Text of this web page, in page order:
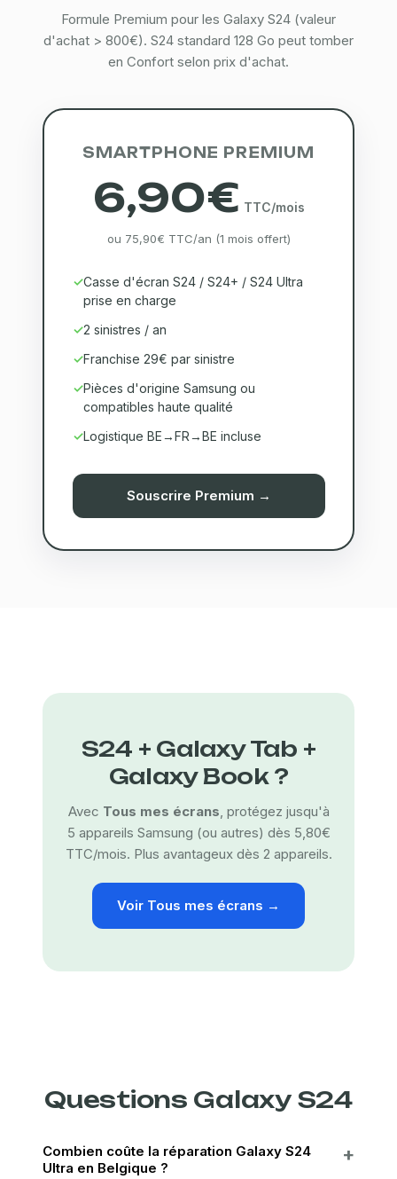
Formule Premium pour les Galaxy S24 (valeur
d'achat > 800€). S24 standard 128 Go peut tomber
en Confort selon prix d'achat.
SMARTPHONE PREMIUM
6,90€ TTC/mois
ou 75,90€ TTC/an (1 mois offert)
Casse d'écran S24 / S24+ / S24 Ultra
prise en charge
2 sinistres / an
Franchise 29€ par sinistre
Pièces d'origine Samsung ou
compatibles haute qualité
Logistique BE→FR→BE incluse
Souscrire Premium →
S24 + Galaxy Tab +
Galaxy Book ?
Avec Tous mes écrans, protégez jusqu'à
5 appareils Samsung (ou autres) dès 5,80€
TTC/mois. Plus avantageux dès 2 appareils.
Voir Tous mes écrans →
Questions Galaxy S24
Combien coûte la réparation Galaxy S24
Ultra en Belgique ?